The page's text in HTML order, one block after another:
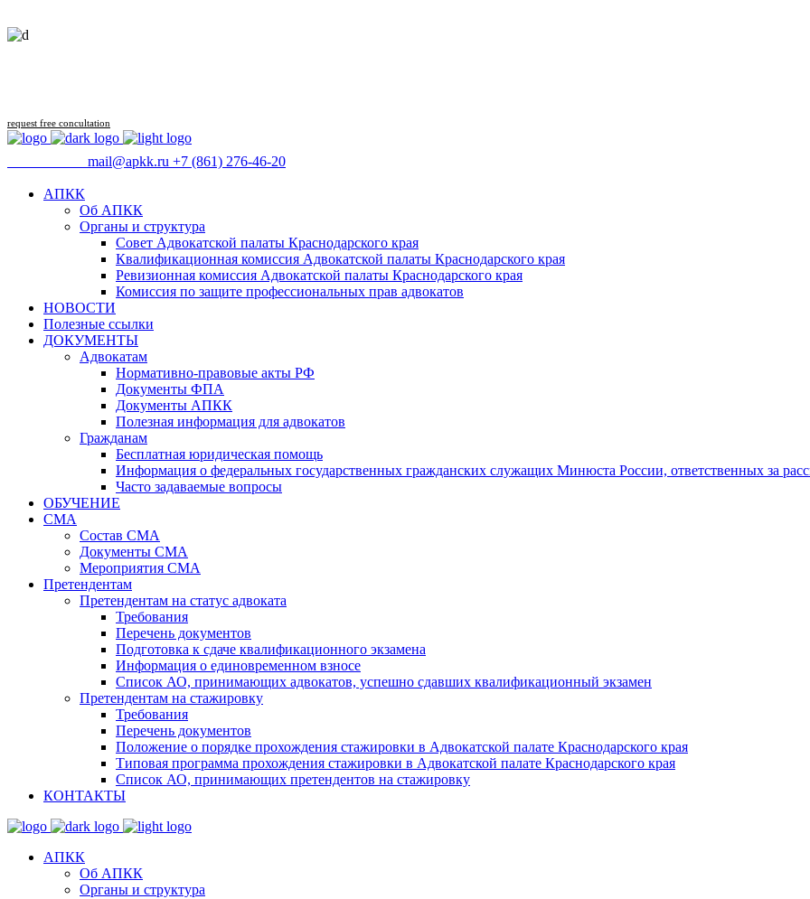
request free concultation
mail@apkk.ru +7 (861) 276-46-20
АПКК
Об АПКК
Органы и структура
Совет Адвокатской палаты Краснодарского края
Квалификационная комиссия Адвокатской палаты Краснодарского края
Ревизионная комиссия Адвокатской палаты Краснодарского края
Комиссия по защите профессиональных прав адвокатов
НОВОСТИ
Полезные ссылки
ДОКУМЕНТЫ
Адвокатам
Нормативно-правовые акты РФ
Документы ФПА
Документы АПКК
Полезная информация для адвокатов
Гражданам
Бесплатная юридическая помощь
Информация о федеральных государственных гражданских служащих Минюста России, ответственных за
Часто задаваемые вопросы
ОБУЧЕНИЕ
СМА
Состав СМА
Документы СМА
Мероприятия СМА
Претендентам
Претендентам на статус адвоката
Требования
Перечень документов
Подготовка к сдаче квалификационного экзамена
Информация о единовременном взносе
Список АО, принимающих адвокатов, успешно сдавших квалификационный экзамен
Претендентам на стажировку
Требования
Перечень документов
Положение о порядке прохождения стажировки в Адвокатской палате Краснодарского края
Типовая программа прохождения стажировки в Адвокатской палате Краснодарского края
Список АО, принимающих претендентов на стажировку
КОНТАКТЫ
АПКК
Об АПКК
Органы и структура